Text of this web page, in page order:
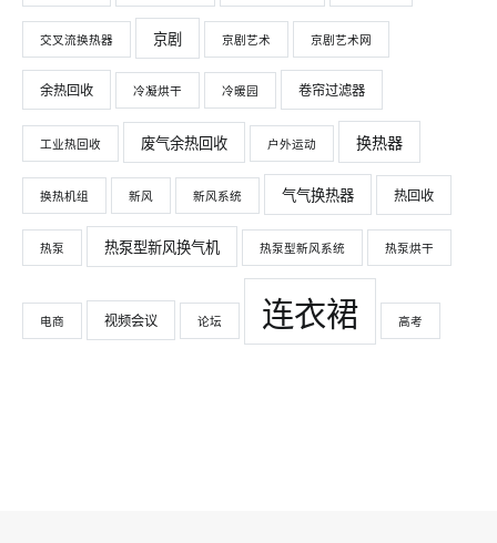
交叉流换热器 京剧 京剧艺术 京剧艺术网
余热回收 冷凝烘干 冷暖园 卷帘过滤器
工业热回收 废气余热回收 户外运动 换热器
换热机组 新风 新风系统 气气换热器 热回收
热泵 热泵型新风换气机 热泵型新风系统 热泵烘干
电商 视频会议 论坛 连衣裙 高考